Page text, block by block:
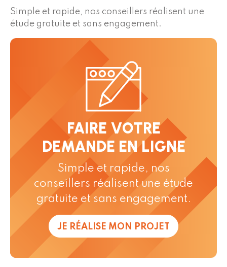
Simple et rapide, nos conseillers réalisent une
étude gratuite et sans engagement.
FAIRE VOTRE
DEMANDE EN LIGNE
Simple et rapide, nos
conseillers réalisent une étude
gratuite et sans engagement.
JE RÉALISE MON PROJET